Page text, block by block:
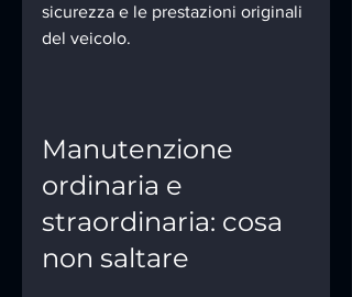
sicurezza e le prestazioni originali
del veicolo.
Manutenzione
ordinaria e
straordinaria: cosa
non saltare